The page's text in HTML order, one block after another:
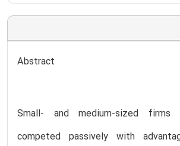
Abstract
Small- and medium-sized firms
competed passively with